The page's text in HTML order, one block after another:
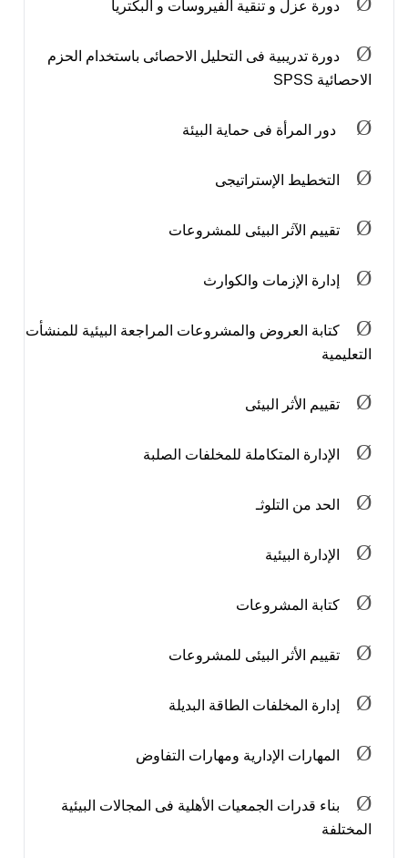
دورة عزل و تنقية الفيروسات و البكتريا
Ø
دورة تدريبية فى التحليل الاحصائى باستخدام الحزم
الاحصائية SPSS
Ø دور المرأة فى حماية البيئة
Ø التخطيط الإستراتيجى
Ø تقييم الآثر البيئى للمشروعات
Ø إدارة الإزمات والكوارث
Ø
كتابة العروض والمشروعات المراجعة البيئية للمنشأت
التعليمية
Ø تقييم الأثر البيئى
Ø الإدارة المتكاملة للمخلفات الصلبة
Ø الحد من التلوثـ
Ø الإدارة البيئية
Ø كتابة المشروعات
Ø تقييم الأثر البيئى للمشروعات
Ø إدارة المخلفات الطاقة البديلة
Ø المهارات الإدارية ومهارات التفاوض
Ø
بناء قدرات الجمعيات الأهلية فى المجالات البيئية
المختلفة